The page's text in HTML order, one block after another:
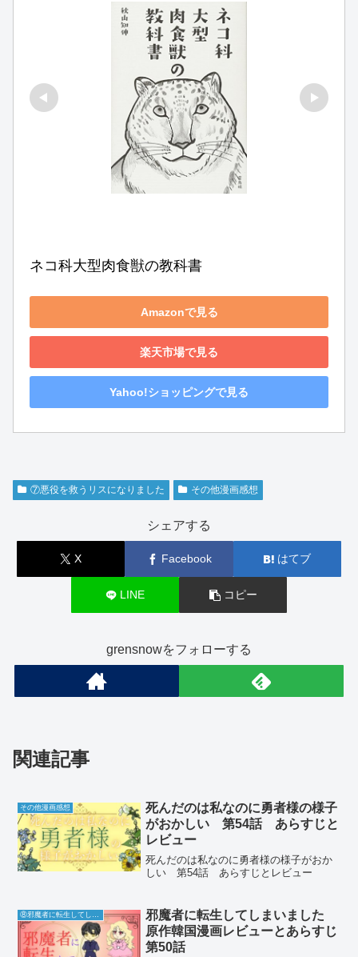
ネコ科大型肉食獣の教科書
Amazonで見る
楽天市場で見る
Yahoo!ショッピングで見る
⑦悪役を救うリスになりました その他漫画感想
シェアする
X Facebook はてブ
LINE コピー
grensnowをフォローする
関連記事
その他漫画感想
死んだのは私なのに勇者様の様子
がおかしい 第54話 あらすじと
レビュー
死んだのは私なのに勇者様の様子がおか
しい 第54話 あらすじとレビュー
邪魔者に転生してしまいました
原作韓国漫画レビューとあらすじ
第50話